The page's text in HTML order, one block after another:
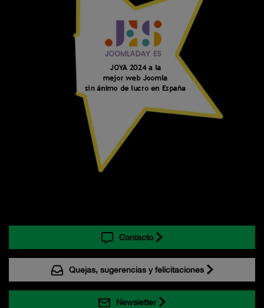
Contacto
Quejas, sugerencias y felicitaciones
Newsletter